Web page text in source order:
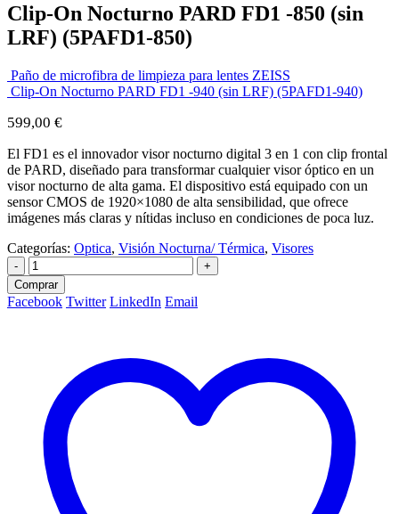
Clip-On Nocturno PARD FD1 -850 (sin
LRF) (5PAFD1-850)
Paño de microfibra de limpieza para lentes ZEISS
Clip-On Nocturno PARD FD1 -940 (sin LRF) (5PAFD1-940)
599,00 €
El FD1 es el innovador visor nocturno digital 3 en 1 con clip frontal
de PARD, diseñado para transformar cualquier visor óptico en un
visor nocturno de alta gama. El dispositivo está equipado con un
sensor CMOS de 1920×1080 de alta sensibilidad, que ofrece
imágenes más claras y nítidas incluso en condiciones de poca luz.
Categorías: Optica, Visión Nocturna/ Térmica, Visores
-
+
Comprar
Facebook Twitter LinkedIn Email